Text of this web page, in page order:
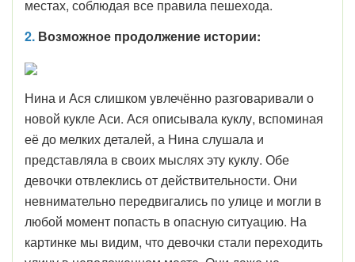
местах, соблюдая все правила пешехода.
2. Возможное продолжение истории:
Нина и Ася слишком увлечённо разговаривали о
новой кукле Аси. Ася описывала куклу, вспоминая
её до мелких деталей, а Нина слушала и
представляла в своих мыслях эту куклу. Обе
девочки отвлеклись от действительности. Они
невнимательно передвигались по улице и могли в
любой момент попасть в опасную ситуацию. На
картинке мы видим, что девочки стали переходить